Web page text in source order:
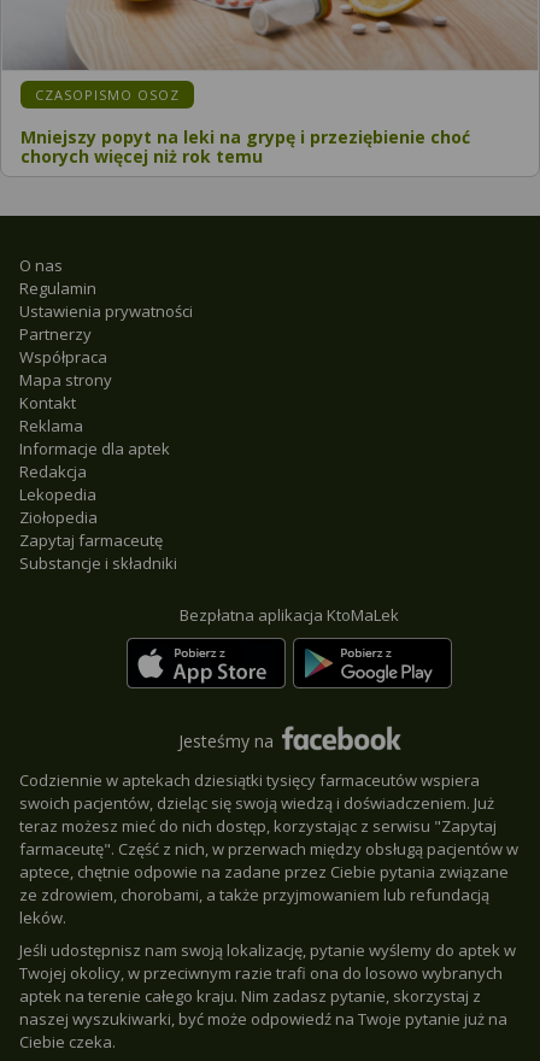
CZASOPISMO OSOZ
Mniejszy popyt na leki na grypę i przeziębienie choć
chorych więcej niż rok temu
O nas
Regulamin
Ustawienia prywatności
Partnerzy
Współpraca
Mapa strony
Kontakt
Reklama
Informacje dla aptek
Redakcja
Lekopedia
Ziołopedia
Zapytaj farmaceutę
Substancje i składniki
Bezpłatna aplikacja KtoMaLek
Jesteśmy na
Codziennie w aptekach dziesiątki tysięcy farmaceutów wspiera
swoich pacjentów, dzieląc się swoją wiedzą i doświadczeniem. Już
teraz możesz mieć do nich dostęp, korzystając z serwisu "Zapytaj
farmaceutę". Część z nich, w przerwach między obsługą pacjentów w
aptece, chętnie odpowie na zadane przez Ciebie pytania związane
ze zdrowiem, chorobami, a także przyjmowaniem lub refundacją
leków.
Jeśli udostępnisz nam swoją lokalizację, pytanie wyślemy do aptek w
Twojej okolicy, w przeciwnym razie trafi ona do losowo wybranych
aptek na terenie całego kraju. Nim zadasz pytanie, skorzystaj z
naszej wyszukiwarki, być może odpowiedź na Twoje pytanie już na
Ciebie czeka.